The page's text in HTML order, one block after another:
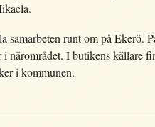
samarbeten runt om på Ekerö.
närområdet. I butikens källare
i kommunen.